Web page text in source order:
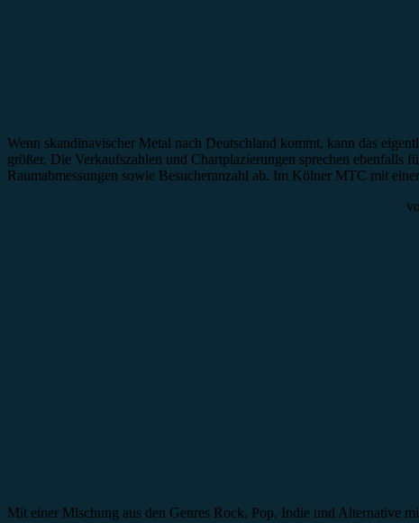
Wenn skandinavischer Metal nach Deutschland kommt, kann das
größer. Die Verkaufszahlen und Chartplazierungen sprechen ebenfalls
Raumabmessungen sowie Besucheranzahl ab. Im Kölner MTC mit
Mit einer Mischung aus den Genres Rock, Pop, Indie und Alternative